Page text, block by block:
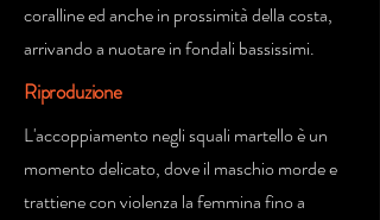
coralline ed anche in prossimità della costa,
arrivando a nuotare in fondali bassissimi.
Riproduzione
L'accoppiamento negli squali martello è un
momento delicato, dove il maschio morde e
trattiene con violenza la femmina fino a